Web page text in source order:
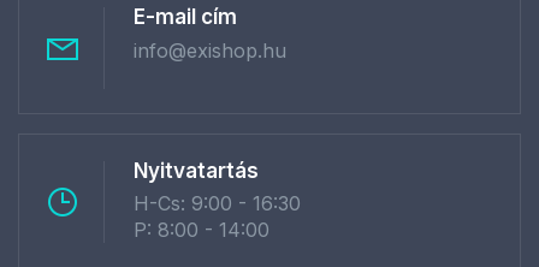
E-mail cím
info@exishop.hu
Nyitvatartás
H-Cs: 9:00 - 16:30
P: 8:00 - 14:00